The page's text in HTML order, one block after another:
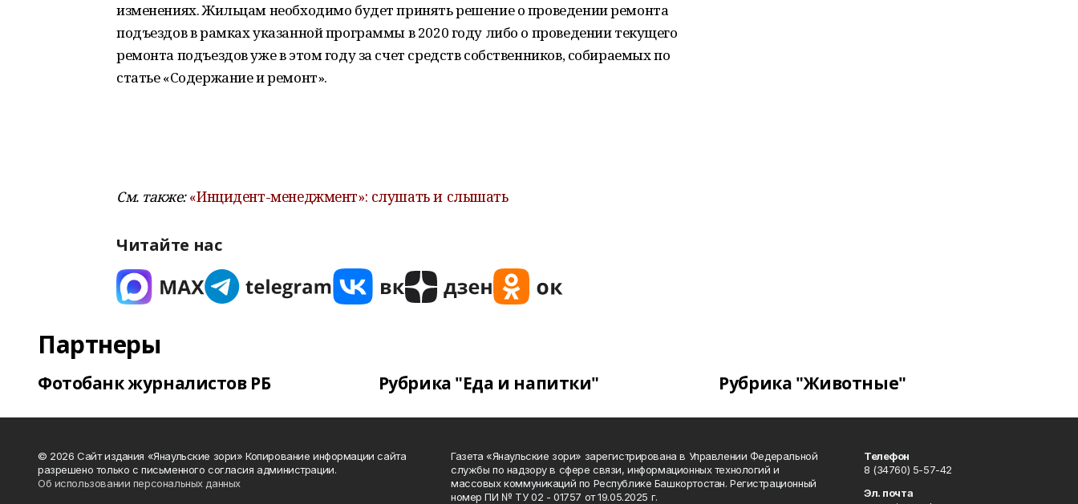
изменениях. Жильцам необходимо будет принять решение о проведении ремонта
подъездов в рамках указанной программы в 2020 году либо о проведении текущего
ремонта подъездов уже в этом году за счет средств собственников, собираемых по
статье «Содержание и ремонт».
См. также: «Инцидент-менеджмент»: слушать и слышать
Читайте нас
Партнеры
Фотобанк журналистов РБ Рубрика "Еда и напитки" Рубрика "Животные"
© 2026 Сайт издания «Янаульские зори» Копирование информации сайта
разрешено только с письменного согласия администрации.
Об использовании персональных данных
Газета «Янаульские зори» зарегистрирована в Управлении Федеральной
службы по надзору в сфере связи, информационных технологий и
массовых коммуникаций по Республике Башкортостан. Регистрационный
номер ПИ № ТУ 02 - 01757 от 19.05.2025 г.
Телефон
8 (34760) 5-57-42
Эл. почта